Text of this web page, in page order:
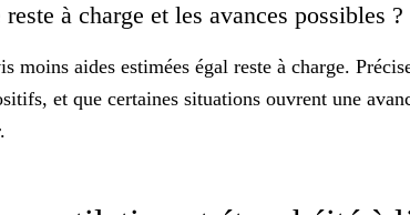
à charge et les avances possibles ?
moins aides estimées égal reste à charge.
et que certaines situations ouvrent une